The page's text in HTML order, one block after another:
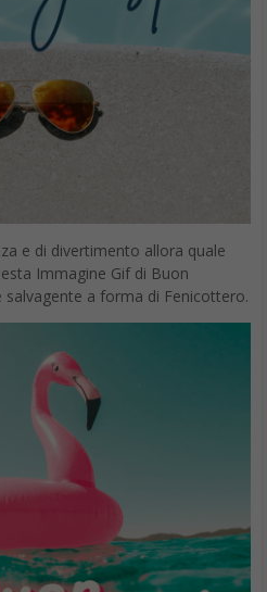
e di divertimento allora quale
Immagine Gif di Buon
a forma di Fenicottero.